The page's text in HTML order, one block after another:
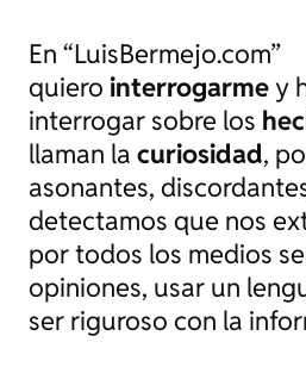
En “LuisBermejo.com”
quiero interrogarmey
interrogar sobre los
llaman la curiosidad,
asonantes,
detectamos que nos
por todos los medios
opiniones, usar un
ser riguroso con la